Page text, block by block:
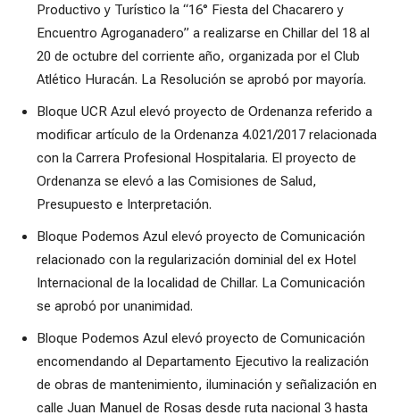
Productivo y Turístico la “16° Fiesta del Chacarero y
Encuentro Agroganadero” a realizarse en Chillar del 18 al
20 de octubre del corriente año, organizada por el Club
Atlético Huracán. La Resolución se aprobó por mayoría.
Bloque UCR Azul elevó proyecto de Ordenanza referido a
modificar artículo de la Ordenanza 4.021/2017 relacionada
con la Carrera Profesional Hospitalaria. El proyecto de
Ordenanza se elevó a las Comisiones de Salud,
Presupuesto e Interpretación.
Bloque Podemos Azul elevó proyecto de Comunicación
relacionado con la regularización dominial del ex Hotel
Internacional de la localidad de Chillar. La Comunicación
se aprobó por unanimidad.
Bloque Podemos Azul elevó proyecto de Comunicación
encomendando al Departamento Ejecutivo la realización
de obras de mantenimiento, iluminación y señalización en
calle Juan Manuel de Rosas desde ruta nacional 3 hasta